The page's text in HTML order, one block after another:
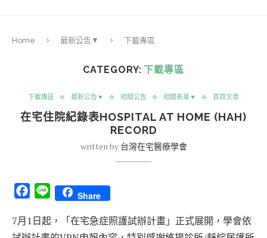
Home 最新公告▼ 下載專區
CATEGORY: 下載專區
下載專區 最新公告▼ 相關公告 相關表單▼ 首頁文章
在宅住院紀錄表HOSPITAL AT HOME (HAH)
RECORD
written by 台灣在宅醫療學會
Facebook
Line Share
7月1日起，「在宅急症照護試辦計畫」正式展開，學會依